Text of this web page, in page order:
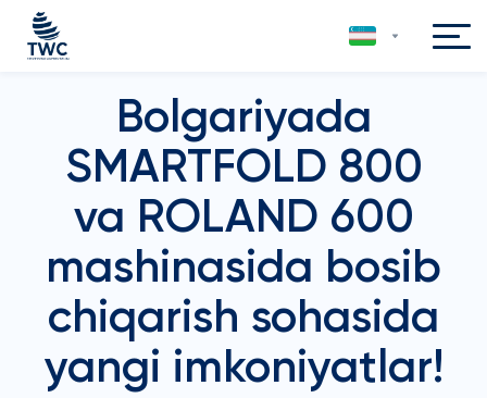
Bolgariyada
SMARTFOLD 800
va ROLAND 600
mashinasida bosib
chiqarish sohasida
yangi imkoniyatlar!